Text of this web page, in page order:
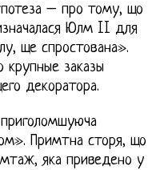
– про тому, що
Юлм II для
ще спростована».
заказы
декоратора.
Примтна сторя, що
яка приведено у